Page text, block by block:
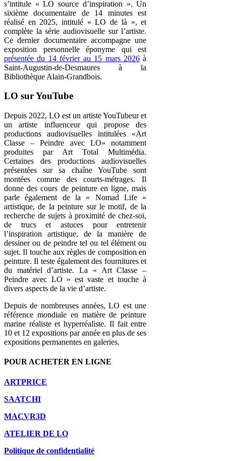
s’intitule « LO source d’inspiration ». Un
sixième documentaire de 14 minutes est
réalisé en 2025, intitulé « LO de là », et
complète la série audiovisuelle sur l’artiste.
Ce dernier documentaire accompagne une
exposition personnelle éponyme qui est
présentée du 14 février au 15 mars 2026à
Saint-Augustin-de-Desmaures à la
Bibliothèque Alain-Grandbois.
LO sur YouTube
Depuis 2022, LO est un artiste YouTubeur et
un artiste influenceur qui propose des
productions audiovisuelles intitulées «Art
Classe – Peindre avec LO» notamment
produites par Art Total Multimédia.
Certaines des productions audiovisuelles
présentées sur sa chaîne YouTube sont
montées comme des courts-métrages. Il
donne des cours de peinture en ligne, mais
parle également de la « Nomad Life »
artistique, de la peinture sur le motif, de la
recherche de sujets à proximité de chez-soi,
de trucs et astuces pour entretenir
l’inspiration artistique, de la manière de
dessiner ou de peindre tel ou tel élément ou
sujet. Il touche aux règles de composition en
peinture. Il teste également des fournitures et
du matériel d’artiste. La « Art Classe –
Peindre avec LO » est vaste et touche à
divers aspects de la vie d’artiste.
Depuis de nombreuses années, LO est une
référence mondiale en matière de peinture
marine réaliste et hyperréaliste. Il fait entre
10 et 12 expositions par année en plus de ses
expositions permanentes en galeries.
POUR ACHETER EN LIGNE
ARTPRICE
SAATCHI
MACVR3D
ATELIER DE LO
Politique de confidentialité